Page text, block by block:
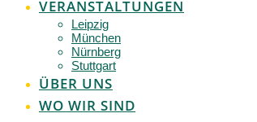
VERANSTALTUNGEN
Leipzig
München
Nürnberg
Stuttgart
ÜBER UNS
WO WIR SIND